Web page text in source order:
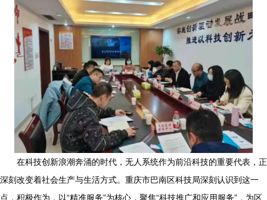
在科技创新浪潮奔涌的时代，无人系统作为前沿科技的重要代表，正
深刻改变着社会生产与生活方式。重庆市巴南区科技局深刻认识到这一
点，积极作为，以“精准服务”为核心，聚焦“科技推广和应用服务”，为区